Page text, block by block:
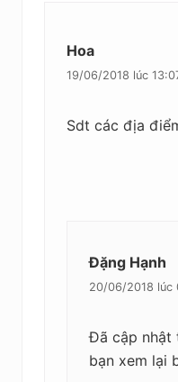
Hoa
19/06/2018 lúc
Sdt các địa
Đặng Hạnh
20/06/2018 lúc
Đã cập nhật
bạn xem lại